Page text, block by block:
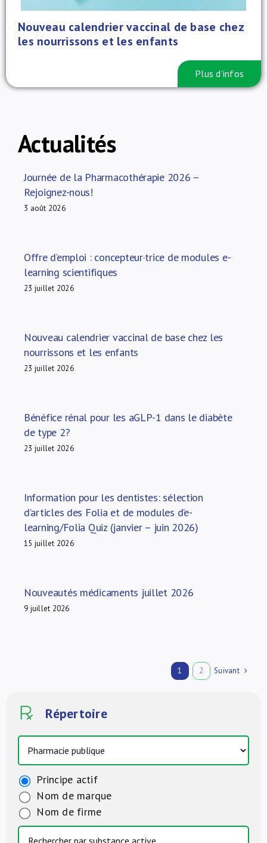
Nouveau calendrier vaccinal de base chez
les nourrissons et les enfants
Plus d’infos
Actualités
Journée de la Pharmacothérapie 2026 –
Rejoignez-nous!
3 août 2026
Offre d’emploi : concepteur·trice de modules e-
learning scientifiques
23 juillet 2026
Nouveau calendrier vaccinal de base chez les
nourrissons et les enfants
23 juillet 2026
Bénéfice rénal pour les aGLP-1 dans le diabète
de type 2?
23 juillet 2026
Information pour les dentistes: sélection
d’articles des Folia et de modules d’e-
learning/Folia Quiz (janvier – juin 2026)
15 juillet 2026
Nouveautés médicaments juillet 2026
9 juillet 2026
1 2 Suivant
Répertoire
Principe actif
Nom de marque
Nom de firme